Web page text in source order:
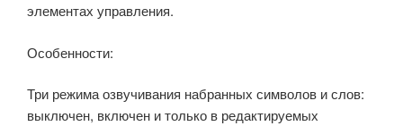
элементах управления.
Особенности:
Три режима озвучивания набранных символов и слов:
выключен, включен и только в редактируемых